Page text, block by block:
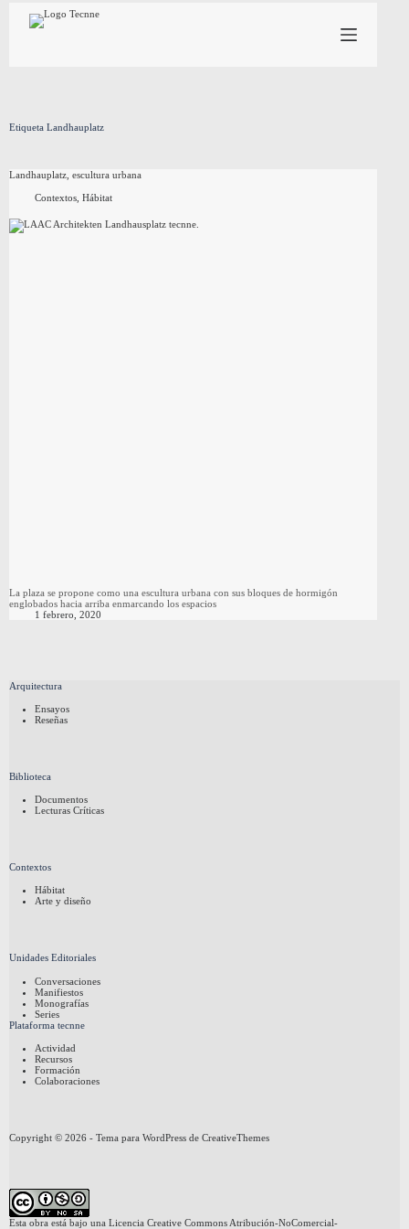
contenido
Etiqueta Landhauplatz
Landhauplatz, escultura urbana
Contextos, Hábitat
La plaza se propone como una escultura urbana con sus bloques de hormigón
englobados hacia arriba enmarcando los espacios
1 febrero, 2020
Arquitectura
Ensayos
Reseñas
Biblioteca
Documentos
Lecturas Críticas
Contextos
Hábitat
Arte y diseño
Unidades Editoriales
Conversaciones
Manifiestos
Monografías
Series
Plataforma tecnne
Actividad
Recursos
Formación
Colaboraciones
Copyright © 2026 - Tema para WordPress de CreativeThemes
Esta obra está bajo una Licencia Creative Commons Atribución-NoComercial-